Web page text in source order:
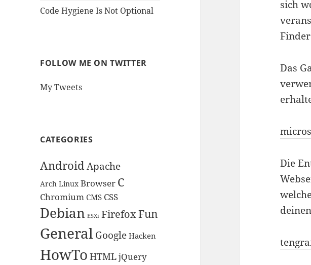
Code Hygiene Is Not Optional
FOLLOW ME ON TWITTER
My Tweets
CATEGORIES
AndroidApache
Arch Linux Browser C
Chromium CMS CSS
Debian ESXi FirefoxFun
GeneralGoogle Hacken
HowTo HTMLjQuery
sich
Das
Die